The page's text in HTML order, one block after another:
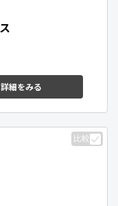
詳細をみる
比較